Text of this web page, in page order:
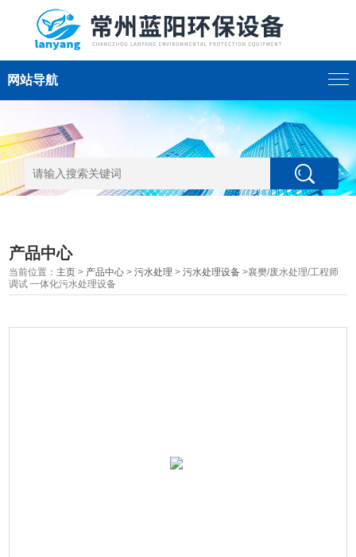
网站导航
产品中心
当前位置： 主页 > 产品中心 >污水处理 >污水处理设备 >襄樊/废水处理/工程师
调试 一体化污水处理设备